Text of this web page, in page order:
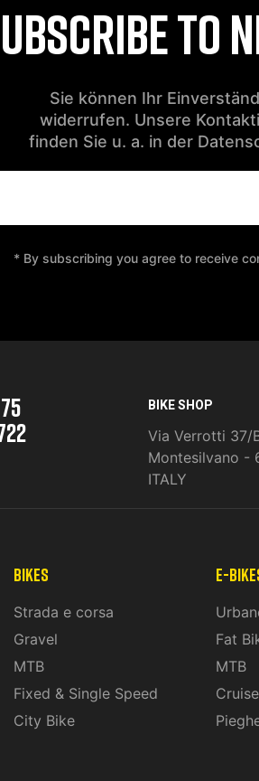
TO
Sie können Ihr
widerrufen. Unsere
finden Sie u. a. in der
* By subscribing you agree to receive
BIKE SHOP
Via Verrotti 37/
Montesilvano -
ITALY
Bikes
Strada e corsa
Gravel
MTB
Fixed & Single Speed
City Bike
E-
Fat
MTB